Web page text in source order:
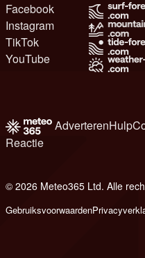
Facebook
Instagram
TikTok
YouTube
AdverterenHulp
Reactie
© 2026 Meteo365 Ltd. Alle
Gebruiksvoorwaarden